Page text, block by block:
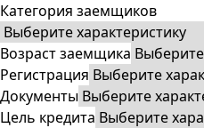
Категория заемщиков
Возраст заемщика
Регистрация
Документы
Цель кредита